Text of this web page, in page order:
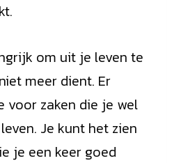
om uit je leven te
meer dient. Er
voor zaken die je wel
Je kunt het zien
je een keer goed